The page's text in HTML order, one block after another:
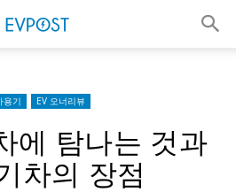
용기 EV 오너리뷰
에 탐나는 것과
차의 장점